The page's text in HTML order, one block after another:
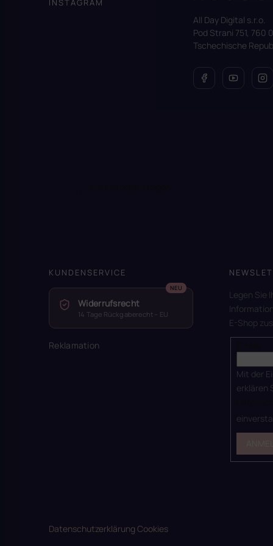
e
INSTAGRAM
All Day Digital s.r.o.
Pod Strani 751, 760
Tschechische
KUNDENSERVICE
Widerrufsrecht
14 Tage Rückgaberecht – EU
Reklamation
Legen Sie
E-Shop
Mit der
erklären
DatenschutzerklärungCookies